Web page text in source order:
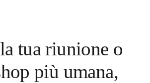
tua riunione o
più umana,